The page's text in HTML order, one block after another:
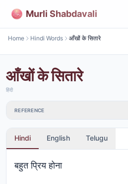
Murli Shabdavali
Home Hindi Words आँखों के सितारे
आँखों के सितारे
हिंदी
REFERENCE
Hindi English Telugu
बहुत प्रिय होना